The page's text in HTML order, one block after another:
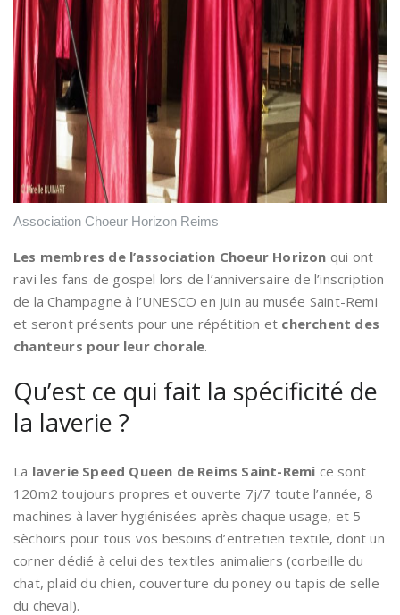
Association Choeur Horizon Reims
Les membres de l’association Choeur Horizon qui ont
ravi les fans de gospel lors de l’anniversaire de l’inscription
de la Champagne à l’UNESCO en juin au musée Saint-Remi
et seront présents pour une répétition et cherchent des
chanteurs pour leur chorale.
Qu’est ce qui fait la spécificité de
la laverie ?
La laverie Speed Queen de Reims Saint-Remi ce sont
120m2 toujours propres et ouverte 7j/7 toute l’année, 8
machines à laver hygiénisées après chaque usage, et 5
sèchoirs pour tous vos besoins d’entretien textile, dont un
corner dédié à celui des textiles animaliers (corbeille du
chat, plaid du chien, couverture du poney ou tapis de selle
du cheval).